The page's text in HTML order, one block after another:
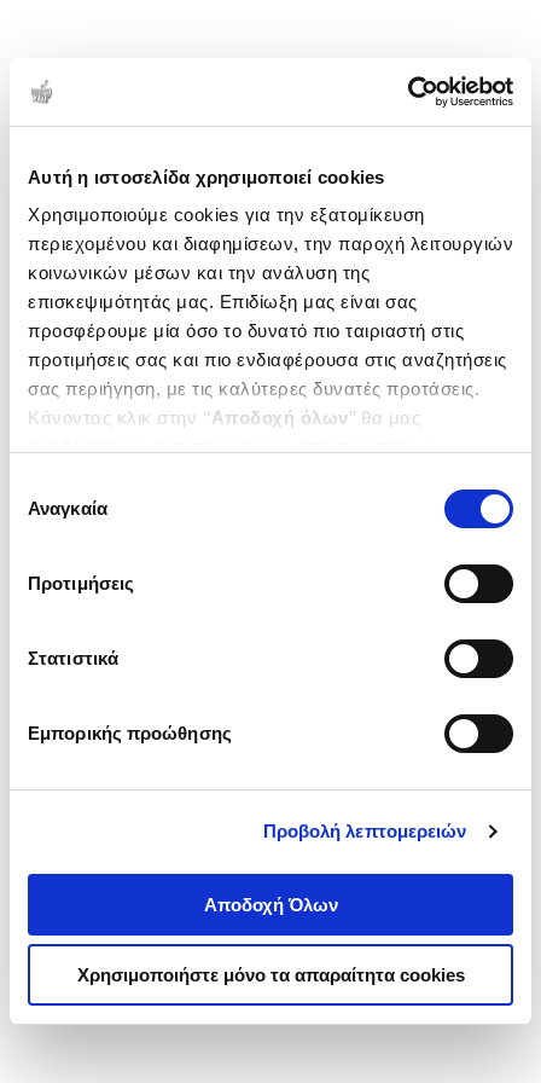
Αυτή η ιστοσελίδα χρησιμοποιεί cookies
Χρησιμοποιούμε cookies για την εξατομίκευση
περιεχομένου και διαφημίσεων, την παροχή λειτουργιών
κοινωνικών μέσων και την ανάλυση της
επισκεψιμότητάς μας. Επιδίωξη μας είναι σας
προσφέρουμε μία όσο το δυνατό πιο ταιριαστή στις
προτιμήσεις σας και πιο ενδιαφέρουσα στις αναζητήσεις
σας περιήγηση, με τις καλύτερες δυνατές προτάσεις.
Κάνοντας κλικ στην ‘’Αποδοχή όλων’’ θα μας
ενδιαφέρουν και να επιλέξετε από τα παρακάτω με την
΄΄και να ενημερωθείτε σχετικά με
συγκατάθεσης
Αναγκαία
Προτιμήσεις
Στατιστικά
Εμπορικής προώθησης
Προβολή λεπτομερειών
Αποδοχή Όλων
Χρησιμοποιήστε μόνο τα απαραίτητα cookies